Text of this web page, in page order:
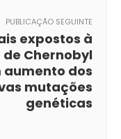
PUBLICAÇÃO SEGUINTE
expostos à
Chernobyl
dos
mutações
genéticas